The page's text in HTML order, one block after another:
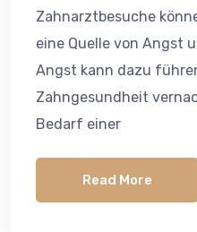
Zahnarztbesuche
eine Quelle von Angst
Angst kann dazu
Zahngesundheit
Bedarf einer
Read More